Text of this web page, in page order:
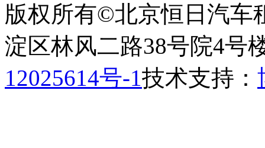
版权所有©北京恒日汽车
淀区林风二路38号院4号
12025614号-1技术支持：